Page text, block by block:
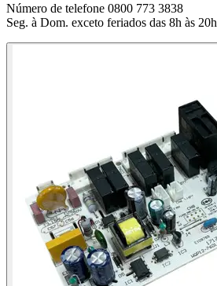
Número de telefone 0800 773 3838
Seg. à Dom. exceto feriados das 8h às 20h